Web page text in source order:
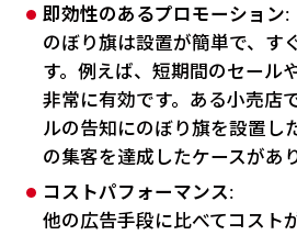
即効性のあるプロモーション:
のぼり旗は設置が簡単で、す
す。例えば、短期間のセール
非常に有効です。ある小売店
ルの告知にのぼり旗を設置し
の集客を達成したケースがあり
コストパフォーマンス:
他の広告手段に比べてコスト